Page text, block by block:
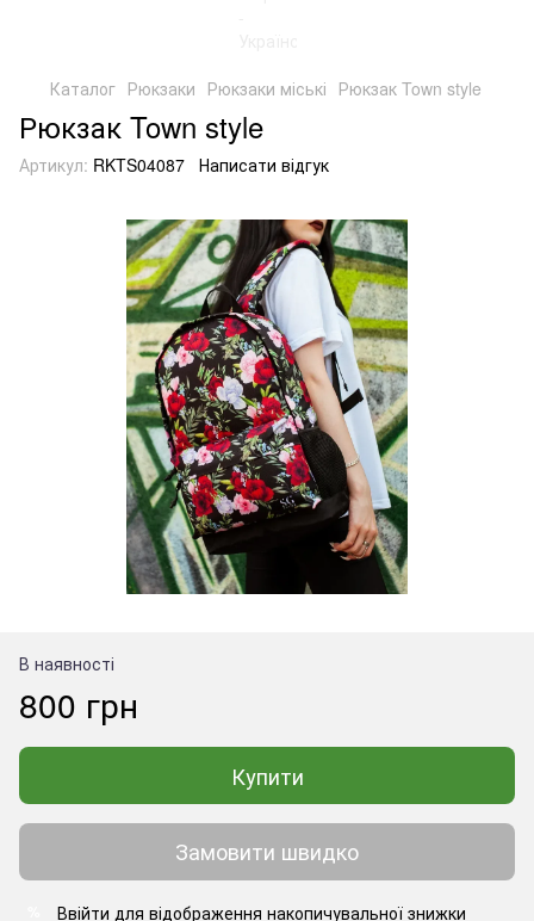
Каталог Рюкзаки Рюкзаки міські Рюкзак Town style
Рюкзак Town style
Артикул: RKTS04087 Написати відгук
В наявності
800 грн
Купити
Замовити швидко
Ввійти для відображення накопичувальної знижки